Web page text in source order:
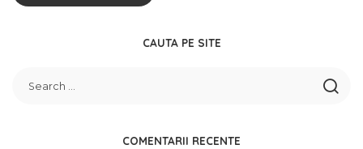
CAUTA PE SITE
COMENTARII RECENTE